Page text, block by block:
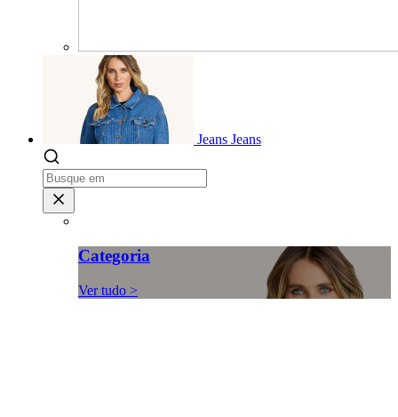
Jeans Jeans
Categoria
Ver tudo >